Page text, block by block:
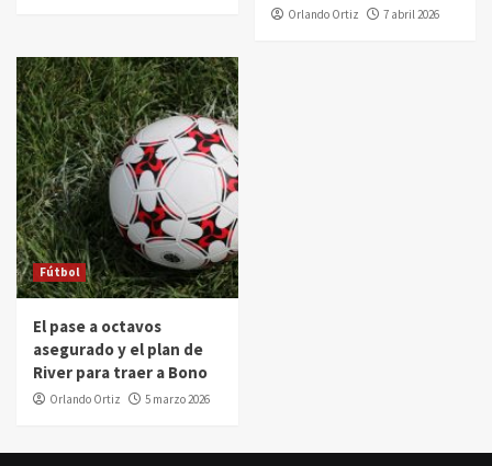
Orlando Ortiz 7 abril 2026
Fútbol
El pase a octavos
asegurado y el plan de
River para traer a Bono
Orlando Ortiz 5 marzo 2026